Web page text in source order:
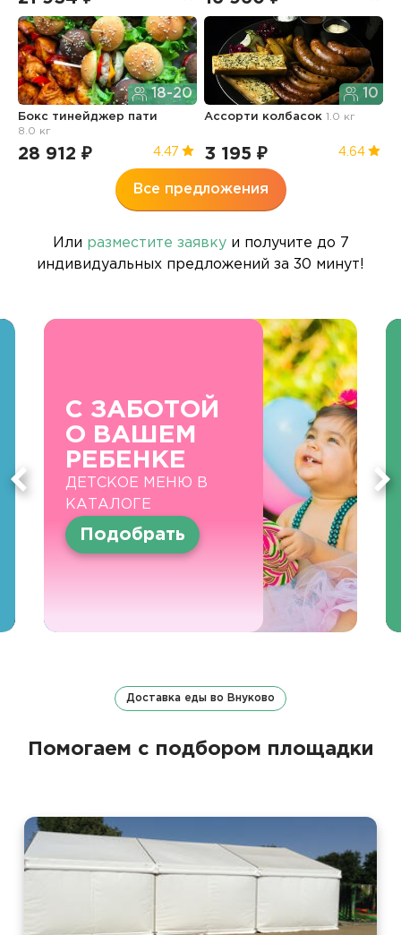
18-20
Бокс тинейджер пати
8.0 кг
28 912 ₽ 4.47
10
Ассорти колбасок1.0 кг
3 195 ₽ 4.64
Все предложения
Или разместите заявкуи получите до 7
индивидуальных предложений за 30 минут!
С ЗАБОТОЙ
О ВАШЕМ
РЕБЕНКЕ
ДЕТСКОЕ МЕНЮ В
КАТАЛОГЕ
Подобрать
Доставка еды во Внуково
Помогаем с подбором площадки